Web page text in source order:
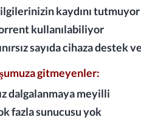
kaydını tutmuyor
kullanılabiliyor
sayıda cihaza destek
gitmeyenler:
dalgalanmaya meyilli
fazla sunucusu yok